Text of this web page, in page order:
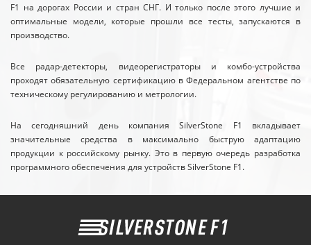
F1 на дорогах России и стран СНГ. И только после этого лучшие и
оптимальные модели, которые прошли все тесты, запускаются в
производство.
Все радар-детекторы, видеорегистраторы и комбо-устройства
проходят обязательную сертификацию в Федеральном агентстве по
техническому регулированию и метрологии.
На сегодняшний день компания SilverStone F1 вкладывает
значительные средства в максимально быструю адаптацию
продукции к российскому рынку. Это в первую очередь разработка
программного обеспечения для устройств SilverStone F1.